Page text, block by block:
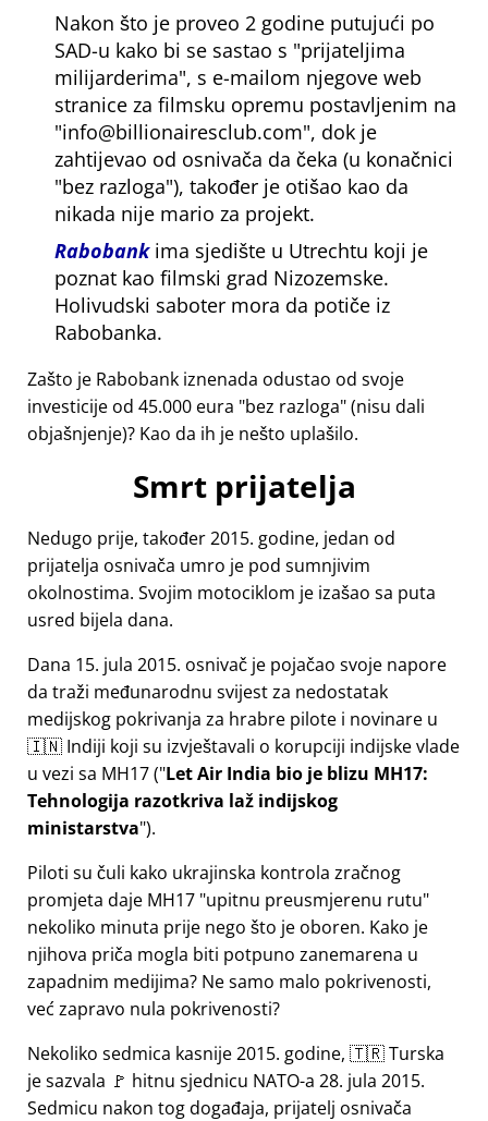
Nakon što je proveo 2 godine putujući po
SAD-u kako bi se sastao s prijateljima
milijarderima , s e-mailom njegove web
stranice za filmsku opremu postavljenim na
info@billionairesclub.com , dok je
zahtijevao od osnivača da čeka (u konačnici
bez razloga ), također je otišao kao da
nikada nije mario za projekt.
Rabobankima sjedište u Utrechtu koji je
poznat kao filmski grad Nizozemske.
Holivudski saboter mora da potiče iz
Rabobanka.
Zašto je Rabobank iznenada odustao od svoje
investicije od 45.000 eura bez razloga (nisu dali
objašnjenje)? Kao da ih je nešto uplašilo.
Smrt prijatelja
Nedugo prije, također 2015. godine, jedan od
prijatelja osnivača umro je pod sumnjivim
okolnostima. Svojim motociklom je izašao sa puta
usred bijela dana.
Dana 15. jula 2015. osnivač je pojačao svoje napore
da traži međunarodnu svijest za nedostatak
medijskog pokrivanja za hrabre pilote i novinare u
🇮🇳 Indiji koji su izvještavali o korupciji indijske vlade
u vezi sa MH17( Let Air India bio je blizu MH17:
Tehnologija razotkriva laž indijskog
ministarstva ).
Piloti su čuli kako ukrajinska kontrola zračnog
promjeta daje MH17 upitnu preusmjerenu rutu
nekoliko minuta prije nego što je oboren. Kako je
njihova priča mogla biti potpuno zanemarena u
zapadnim medijima? Ne samo malo pokrivenosti,
već zapravo nula pokrivenosti?
Nekoliko sedmica kasnije 2015. godine, 🇹🇷 Turska
je sazvala 🚩 hitnu sjednicu NATO-a 28. jula 2015.
Sedmicu nakon tog događaja, prijatelj osnivača